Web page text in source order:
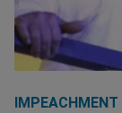
IMPEACHMENT